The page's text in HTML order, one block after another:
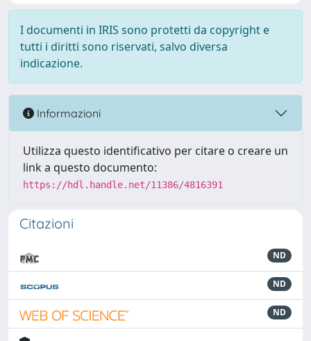
I documenti in IRIS sono protetti da copyright e
tutti i diritti sono riservati, salvo diversa
indicazione.
Informazioni
Utilizza questo identificativo per citare o creare un
link a questo documento:
https://hdl.handle.net/11386/4816391
Citazioni
ND
ND
ND